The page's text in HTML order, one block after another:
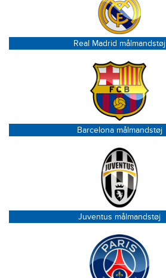
Real Madrid målmandstøj
Barcelona målmandstøj
Juventus målmandstøj